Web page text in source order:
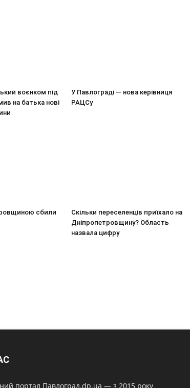
воєнком під
на батька нові
У Павлограді — нова керівниця
РАЦСу
сбили
Скільки переселенців приїхало на
Дніпропетровщину? Область
назвала цифру
портал Павлоград.dp.ua — з 2015 року